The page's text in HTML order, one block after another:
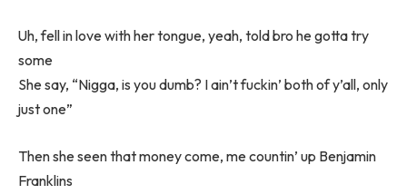
Uh, fell in love with her tongue, yeah, told bro he gotta try
some
She say, “Nigga, is you dumb? I ain’t fuckin’ both of y’all, only
just one”
Then she seen that money come, me countin’ up Benjamin
Franklins